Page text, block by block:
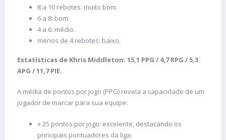
8 a 10 rebotes: muito bom.
6 a 8: bom.
4 a 6: médio.
menos de 4 rebotes: baixo.
Estatísticas de Khris Middleton: 15,1 PPG / 4,7 RPG / 5,3
APG / 11,7 PIE.
A média de pontos por jogo (PPG) revela a capacidade de um
jogador de marcar para sua equipe:
+ 25 pontos por jogo: excelente, destacando os
principais pontuadores da liga;